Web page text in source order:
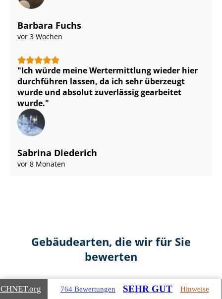
Barbara Fuchs
vor 3 Wochen
Ich würde meine Wertermittlung wieder hier
durchführen lassen, da ich sehr überzeugt
wurde und absolut zuverlässig gearbeitet
wurde.
Sabrina Diederich
vor 8 Monaten
Gebäudearten, die wir für Sie
bewerten
.org 764 Bewertungen SEHR GUT Hinweise